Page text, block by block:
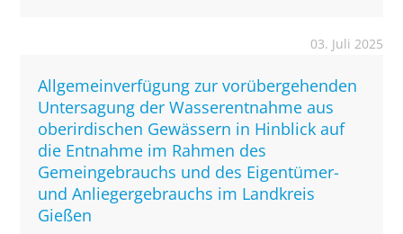
03. Juli 2025
Allgemeinverfügung zur vorübergehenden
Untersagung der Wasserentnahme aus
oberirdischen Gewässern in Hinblick auf
die Entnahme im Rahmen des
Gemeingebrauchs und des Eigentümer-
und Anliegergebrauchs im Landkreis
Gießen